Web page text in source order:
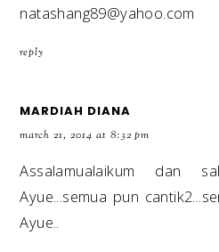
natashang89@yahoo.com
reply
MARDIAH DIANA
march 21, 2014 at 8:32 pm
Assalamualaikum dan
Ayue...semua pun
Ayue..